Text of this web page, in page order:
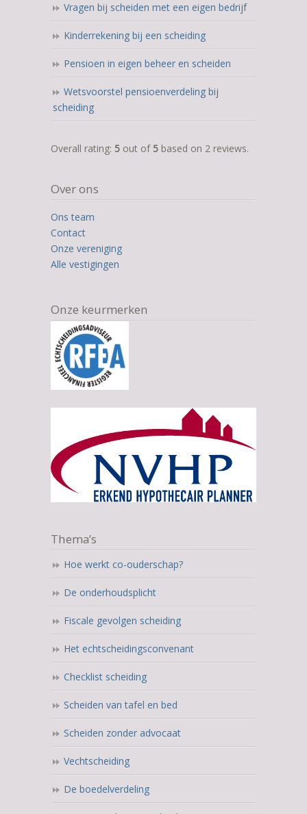
Vragen bij scheiden met een eigen bedrijf
Kinderrekening bij een scheiding
Pensioen in eigen beheer en scheiden
Wetsvoorstel pensioenverdeling bij
scheiding
5,0
on
12.345
ratings
Overall rating: 5 out of 5 based on 2 reviews.
Over ons
Ons team
Contact
Onze vereniging
Alle vestigingen
Onze keurmerken
Thema’s
Hoe werkt co-ouderschap?
De onderhoudsplicht
Fiscale gevolgen scheiding
Het echtscheidingsconvenant
Checklist scheiding
Scheiden van tafel en bed
Scheiden zonder advocaat
Vechtscheiding
De boedelverdeling